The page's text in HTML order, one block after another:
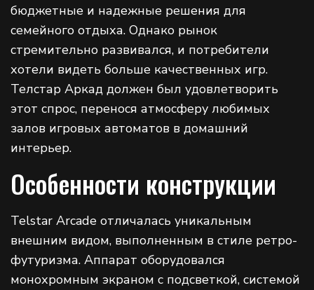
бюджетные и надежные решения для
семейного отдыха. Однако рынок
стремительно развивался, и потребители
хотели видеть больше качественных игр.
Телстар Аркад должен был удовлетворить
этот спрос, перенося атмосферу любимых
залов игровых автоматов в домашний
интерьер.
Особенности конструкции
Telstar Arcade отличалась уникальным
внешним видом, выполненным в стиле ретро-
футуризма. Аппарат оборудовался
монохромным экраном с подсветкой, системой